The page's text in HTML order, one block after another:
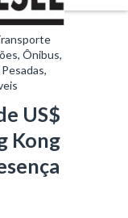
Ônibus,
US$
Kong